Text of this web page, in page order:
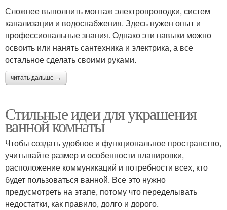
Сложнее выполнить монтаж электропроводки, систем
канализации и водоснабжения. Здесь нужен опыт и
профессиональные знания. Однако эти навыки можно
освоить или нанять сантехника и электрика, а все
остальное сделать своими руками.
читать дальше →
Стильные идеи для украшения
ванной комнаты
Чтобы создать удобное и функциональное пространство,
учитывайте размер и особенности планировки,
расположение коммуникаций и потребности всех, кто
будет пользоваться ванной. Все это нужно
предусмотреть на этапе, потому что переделывать
недостатки, как правило, долго и дорого.